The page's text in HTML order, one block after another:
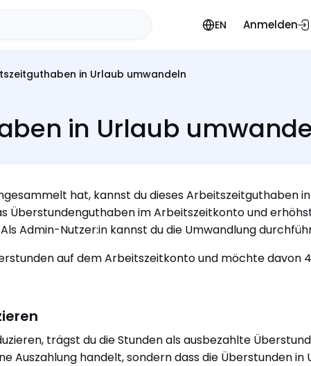
EN Anmelden
in Urlaub umwandeln
in Urlaub
hat, kannst du dieses Arbeitszeitguthaben
Überstundenguthaben im Arbeitszeitkonto und
Admin-Nutzer:in kannst du die Umwandlung
auf dem Arbeitszeitkonto und möchte davon
trägst du die Stunden als ausbezahlte
Auszahlung handelt, sondern dass die Überstunden in